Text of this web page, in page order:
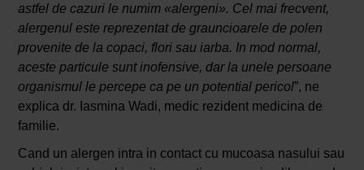
astfel de cazurile numim «alergeni». Cel mai frecvent,
alergenul este reprezentat de grauncioarele de polen
provenite de la copaci, flori sau iarba. In mod normal,
aceste particule sunt inofensive, dar la unele persoane
organismul le percepe ca pe un potential pericol”, ne
explica dr. Iasmina Wadi, medic rezident medicina de
familie.
Cand un alergen intra in contact cu mucoasa nasului sau